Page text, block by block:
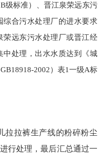
级标准）、晋江泉荣远东污
综合污水处理厂的进水要求
荣远东污水处理厂或晋江经
中处理，出水水质达到《城
2002）表1一级A标
拉拉裤生产线的粉碎粉尘
行处理，最后汇总通过一